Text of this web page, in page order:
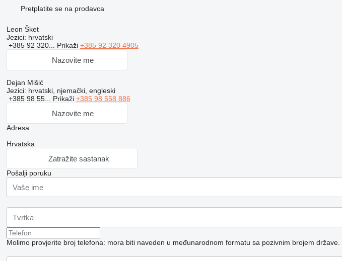
Pretplatite se na prodavca
Leon Šket
Jezici: hrvatski
+385 92 320... Prikaži +385 92 320 4905
Nazovite me
Dejan Mišić
Jezici: hrvatski, njemački, engleski
+385 98 55... Prikaži +385 98 558 886
Nazovite me
Adresa
Hrvatska
Zatražite sastanak
Pošalji poruku
Molimo provjerite broj telefona: mora biti naveden u međunarodnom formatu sa pozivnim brojem države.